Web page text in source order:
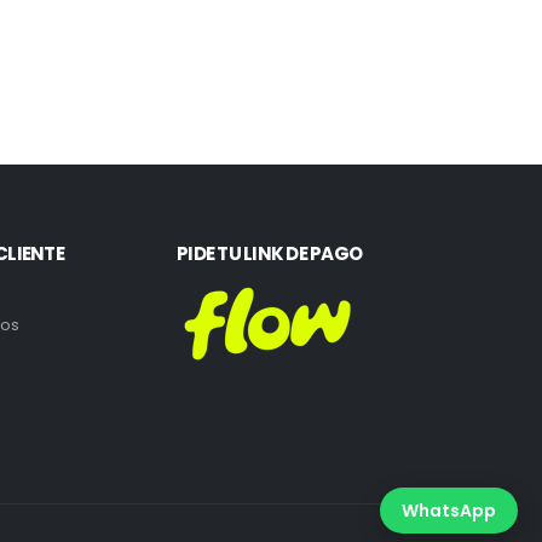
PIDE TU LINK DE PAGO
WhatsApp